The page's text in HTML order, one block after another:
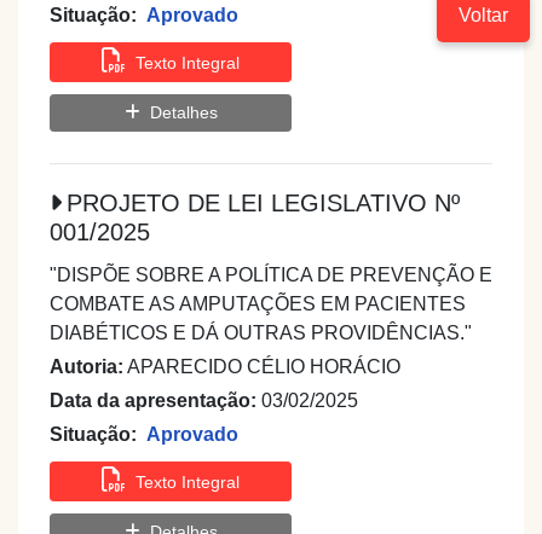
Voltar
Situação: Aprovado
Texto Integral
Detalhes
PROJETO DE LEI LEGISLATIVO Nº
001/2025
"DISPÕE SOBRE A POLÍTICA DE PREVENÇÃO E
COMBATE AS AMPUTAÇÕES EM PACIENTES
DIABÉTICOS E DÁ OUTRAS PROVIDÊNCIAS."
Autoria: APARECIDO CÉLIO HORÁCIO
Data da apresentação: 03/02/2025
Situação: Aprovado
Texto Integral